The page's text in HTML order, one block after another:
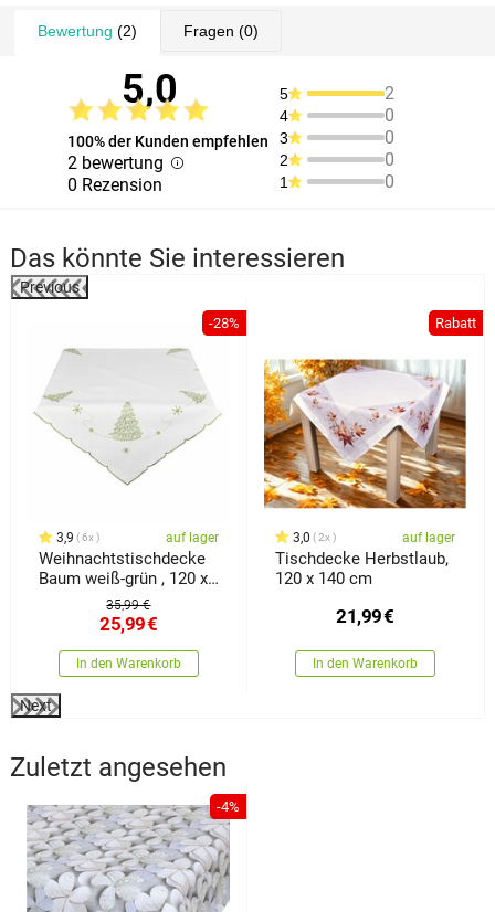
Bewertung (2) Fragen (0)
5,0
100% der Kunden empfehlen
2 bewertung
0 Rezension
5 2
4 0
3 0
2 0
1 0
Das könnte Sie interessieren
Previous
-28%
3,9 6x auf lager
Weihnachtstischdecke
Baum weiß-grün , 120 x
35,99 €
25,99€
In den Warenkorb
Rabatt
3,0 2x auf lager
Tischdecke Herbstlaub,
120 x 140 cm
21,99€
In den Warenkorb
Next
Zuletzt angesehen
-4%